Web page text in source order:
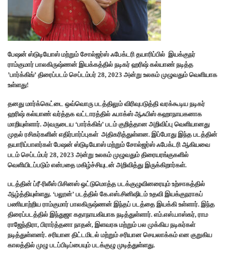
பேஷன் ஸ்டுடியோஸ் மற்றும் சோல்ஜர்ஸ் ஃபேக்டரி தயாரிப்பில் இயக்குநர்
ராம்குமார் பாலகிருஷ்ணன் இயக்கத்தில் நடிகர் ஹரிஷ் கல்யாண் நடித்த
’பார்க்கிங்’ திரைப்படம் செப்டம்பர் 28, 2023 அன்று உலகம் முழுவதும் வெளியாக
உள்ளது!
தனது மார்க்கெட்டை ஒவ்வொரு படத்திலும் விரிவுபடுத்தி வரக்கூடிய நடிகர்
ஹரிஷ் கல்யாண் வர்த்தக வட்டாரத்தில் ஃபாக்ஸ் ஆஃபிஸ் கஹாநாயகனாக
மாறியுள்ளார். அவருடைய ‘பார்க்கிங்’ படம் குறித்தான அறிவிப்பு வெளியானது
முதல் ரசிகர்களின் எதிர்பார்ப்புகள் அதிகரித்துள்ளன. இப்போது இந்த படத்தின்
தயாரிப்பாளர்கள் பேஷன் ஸ்டுடியோஸ் மற்றும் சோல்ஜர்ஸ் ஃபேக்டரி ஆகியவை
படம் செப்டம்பர் 28, 2023 அன்று உலகம் முழுவதும் திரையரங்குகளில்
வெளியிடப்படும் என்பதை மகிழ்ச்சியுடன் அறிவித்து இருக்கிறார்கள்.
படத்தின் ப்ரீ-ரிலீஸ் பிசினஸ் ஒட்டுமொத்த படக்குழுவினரையும் உற்சாகத்தில்
ஆழ்த்தியுள்ளது. ‘பலூன்’ படத்தில் கே.எஸ்.சினிஷிடம் உதவி இயக்குநராகப்
பணியாற்றிய ராம்குமார் பாலகிருஷ்ணன் இந்தப் படத்தை இயக்கி உள்ளார். இந்த
திரைப்படத்தில் இந்துஜா கதாநாயகியாக நடித்துள்ளார். எம்.எஸ்.பாஸ்கர், ராம
ராஜேந்திரா, பிரார்த்தனா நாதன், இளவரசு மற்றும் பல முக்கிய நடிகர்கள்
நடித்துள்ளனர். சரியான திட்டமிடல் மற்றும் சரியான செயலாக்கம் என குறுகிய
காலத்தில் முழு படப்பிடிப்பையும் படக்குழு முடித்துள்ளது.